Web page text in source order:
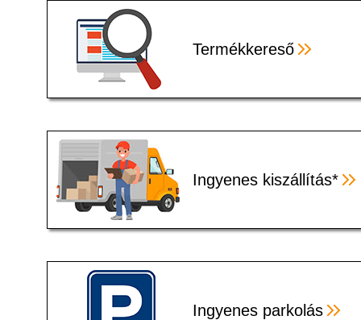
Termékkereső
Ingyenes kiszállítás*
Ingyenes parkolás